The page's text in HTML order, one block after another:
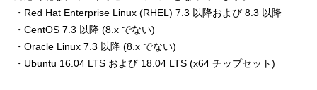
・Red Hat Enterprise Linux (RHEL) 7.3 以降および 8.3 以降
・CentOS 7.3 以降 (8.x でない)
・Oracle Linux 7.3 以降 (8.x でない)
・Ubuntu 16.04 LTS および 18.04 LTS (x64 チップセット)